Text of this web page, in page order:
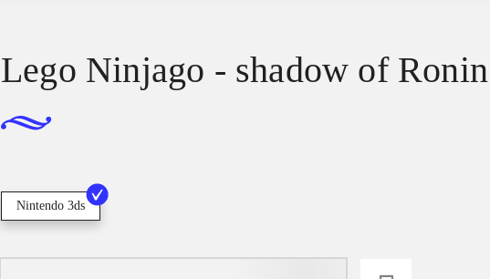
Lego Ninjago - shadow of Ronin
Nintendo 3ds